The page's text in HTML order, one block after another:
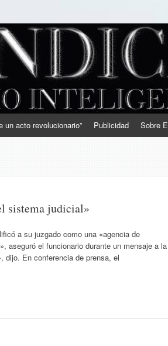
un acto revolucionario” Publicidad Sobre
sistema judicial»
a su juzgado como una «agencia de
aseguró el funcionario durante un mensaje a la
dijo. En conferencia de prensa, el